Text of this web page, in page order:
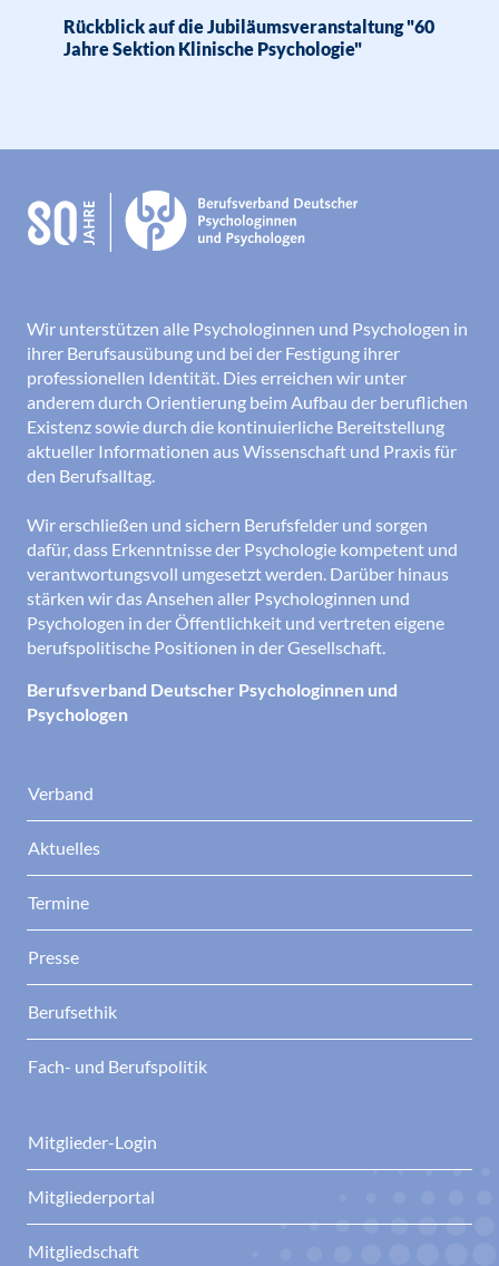
Rückblick auf die Jubiläumsveranstaltung "60
Jahre Sektion Klinische Psychologie"
Wir unterstützen alle Psychologinnen und Psychologen in
ihrer Berufsausübung und bei der Festigung ihrer
professionellen Identität. Dies erreichen wir unter
anderem durch Orientierung beim Aufbau der beruflichen
Existenz sowie durch die kontinuierliche Bereitstellung
aktueller Informationen aus Wissenschaft und Praxis für
den Berufsalltag.
Wir erschließen und sichern Berufsfelder und sorgen
dafür, dass Erkenntnisse der Psychologie kompetent und
verantwortungsvoll umgesetzt werden. Darüber hinaus
stärken wir das Ansehen aller Psychologinnen und
Psychologen in der Öffentlichkeit und vertreten eigene
berufspolitische Positionen in der Gesellschaft.
Berufsverband Deutscher Psychologinnen und
Psychologen
Verband
Aktuelles
Termine
Presse
Berufsethik
Fach- und Berufspolitik
Mitglieder-Login
Mitgliederportal
Mitgliedschaft